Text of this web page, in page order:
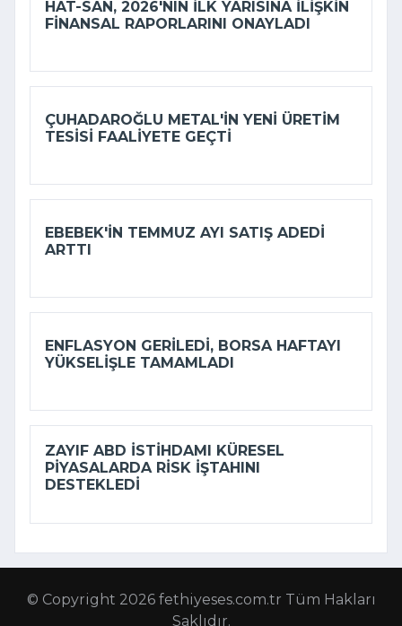
HAT-SAN, 2026'NIN ILK YARISINA ILIŞKIN
FINANSAL RAPORLARINI ONAYLADI
ÇUHADAROĞLU METAL'IN YENI ÜRETIM
TESISI FAALIYETE GEÇTI
EBEBEK'IN TEMMUZ AYI SATIŞ ADEDI
ARTTI
ENFLASYON GERILEDI, BORSA HAFTAYI
YÜKSELIŞLE TAMAMLADI
ZAYIF ABD ISTIHDAMI KÜRESEL
PIYASALARDA RISK IŞTAHINI
DESTEKLEDI
© Copyright 2026 fethiyeses.com.tr Tüm Hakları
Saklıdır.